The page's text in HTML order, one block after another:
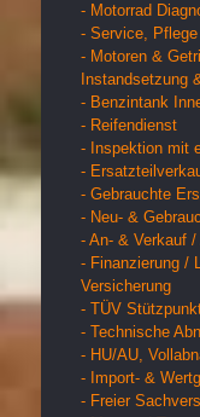
- Motorrad
- Service,
- Motoren &
Instandsetzung
- Benzintank
- Reifendienst
- Inspektion mit
-
- Gebrauchte
- Neu- &
- An- & Verkauf
- Finanzierung /
Versicherung
- TÜV
- Technische
- HU/AU,
- Import- &
- Freier